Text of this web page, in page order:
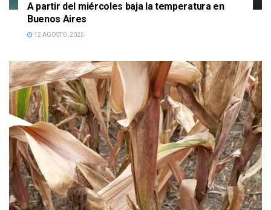
A partir del miércoles baja la temperatura en
Buenos Aires
12 AGOSTO, 2025